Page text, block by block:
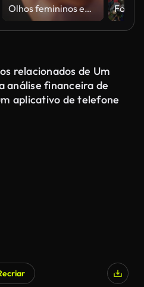
Olhos femininos em óculos tarde da noite rolando na frente do laptop. Coder, ela verificando o gráfico de preços do Bitcoin na exchange digital no smartphone.
relacionados de Um
análise financeira de
aplicativo de telefone